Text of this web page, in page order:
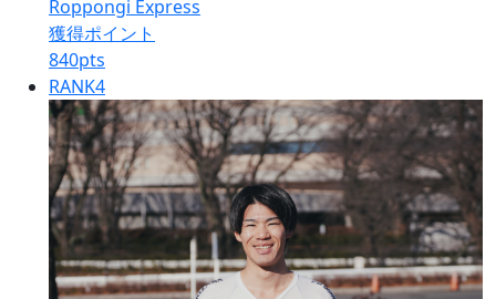
Roppongi Express
獲得ポイント
840pts
RANK4